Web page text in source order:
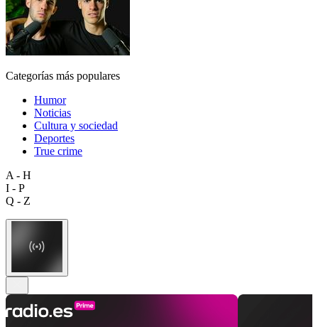
Categorías más populares
Humor
Noticias
Cultura y sociedad
Deportes
True crime
A - H
I - P
Q - Z